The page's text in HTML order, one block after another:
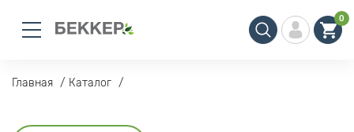
0
Главная Каталог